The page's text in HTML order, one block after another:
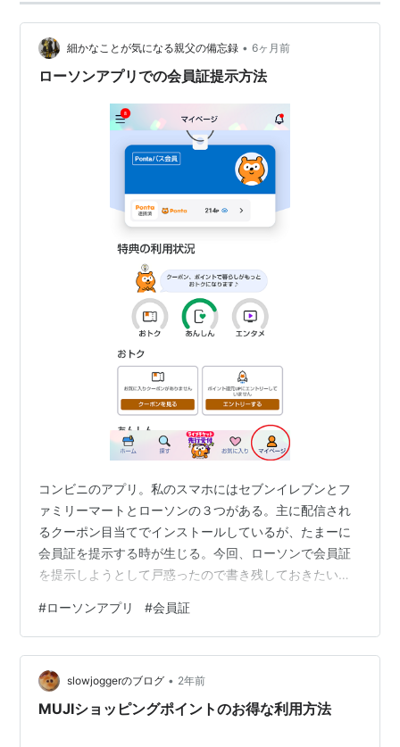
細かなことが気になる親父の備忘録 • 6ヶ月前
ローソンアプリでの会員証提示方法
コンビニのアプリ。私のスマホにはセブンイレブンとフ
ァミリーマートとローソンの３つがある。主に配信され
るクーポン目当てでインストールしているが、たまーに
会員証を提示する時が生じる。今回、ローソンで会員証
を提示しようとして戸惑ったので書き残しておきたい。
いずれも分かりやすいところに会員証のバーコードがあ
る。 注:実際使っているアプリ画面はスクショできない仕
様だったので、上記画像は各社のホームページのもの。
これに対してローソンアプリのトップには会員証らしき
ものはなく、マイページを開くと出てくるのがこの画
#ローソンアプリ #会員証
slowjoggerのブログ • 2年前
MUJIショッピングポイントのお得な利用方法